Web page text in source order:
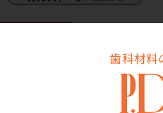
歯科材
歯ブラシ カルストーン 超